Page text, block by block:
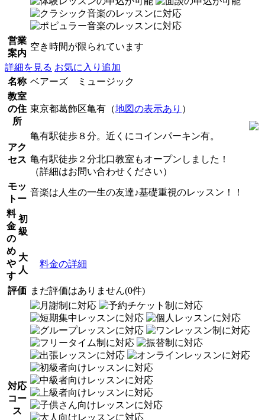
営業
案内
空き時間が限られています
詳細を見る お気に入り追加
名称 ベアーズ ミュージック
教室
の住
所
東京都葛飾区亀有（地図の表示あり ）
アク
セス
亀有駅徒歩８分。近くにコインパーキン有。
亀有駅徒歩２分北口教室もオープンしました！
（詳細はお問い合わせください）
モッ
トー
音楽は人生の一生の友達♪基礎重視のレッスン！！
料
金
の
め
や
す
初
級
大
人
料金の詳細
評価 まだ評価はありません(0件)
対応
コー
ス